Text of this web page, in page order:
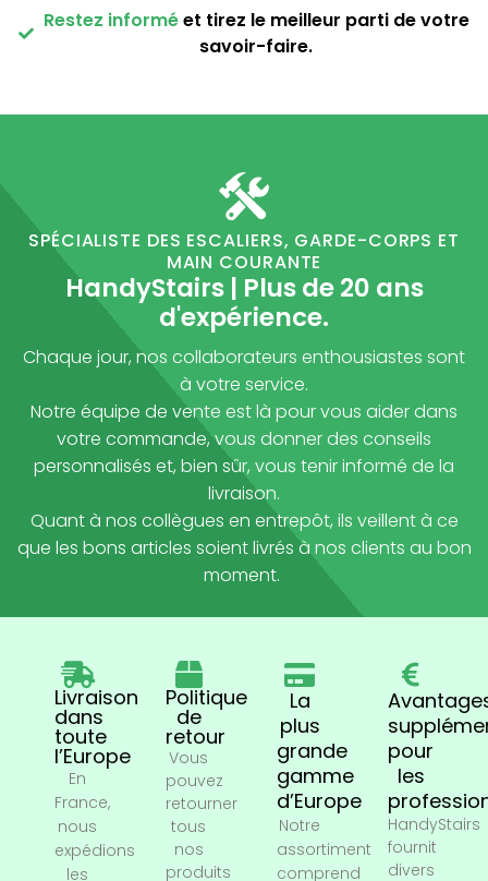
Restez informéet tirez le meilleur parti de votre
savoir-faire.
SPÉCIALISTE DES ESCALIERS, GARDE-CORPS ET
MAIN COURANTE
HandyStairs | Plus de 20 ans
d'expérience.
Chaque jour, nos collaborateurs enthousiastes sont
à votre service.
Notre équipe de vente est là pour vous aider dans
votre commande, vous donner des conseils
personnalisés et, bien sûr, vous tenir informé de la
livraison.
Quant à nos collègues en entrepôt, ils veillent à ce
que les bons articles soient livrés à nos clients au bon
moment.
Livraison
dans
toute
l’Europe
En
France,
nous
expédions
les
Politique
de
retour
Vous
pouvez
retourner
tous
nos
produits
La
plus
grande
gamme
d’Europe
Notre
assortiment
comprend
pour
les
HandyStairs
fournit
divers